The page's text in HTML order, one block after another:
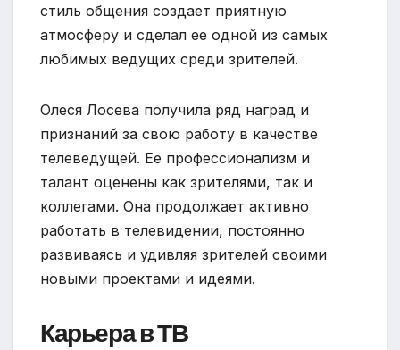
стиль общения создает приятную
атмосферу и сделал ее одной из самых
любимых ведущих среди зрителей.
Олеся Лосева получила ряд наград и
признаний за свою работу в качестве
телеведущей. Ее профессионализм и
талант оценены как зрителями, так и
коллегами. Она продолжает активно
работать в телевидении, постоянно
развиваясь и удивляя зрителей своими
новыми проектами и идеями.
Карьера в ТВ